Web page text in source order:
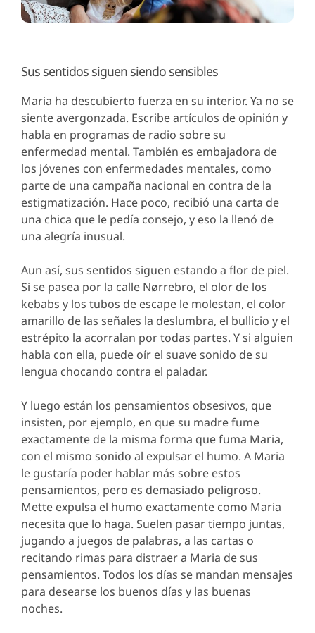
Sus sentidos siguen siendo sensibles
Maria ha descubierto fuerza en su interior. Ya no se
siente avergonzada. Escribe artículos de opinión y
habla en programas de radio sobre su
enfermedad mental. También es embajadora de
los jóvenes con enfermedades mentales, como
parte de una campaña nacional en contra de la
estigmatización. Hace poco, recibió una carta de
una chica que le pedía consejo, y eso la llenó de
una alegría inusual.
Aun así, sus sentidos siguen estando a flor de piel.
Si se pasea por la calle Nørrebro, el olor de los
kebabs y los tubos de escape le molestan, el color
amarillo de las señales la deslumbra, el bullicio y el
estrépito la acorralan por todas partes. Y si alguien
habla con ella, puede oír el suave sonido de su
lengua chocando contra el paladar.
Y luego están los pensamientos obsesivos, que
insisten, por ejemplo, en que su madre fume
exactamente de la misma forma que fuma Maria,
con el mismo sonido al expulsar el humo. A Maria
le gustaría poder hablar más sobre estos
pensamientos, pero es demasiado peligroso.
Mette expulsa el humo exactamente como Maria
necesita que lo haga. Suelen pasar tiempo juntas,
jugando a juegos de palabras, a las cartas o
recitando rimas para distraer a Maria de sus
pensamientos. Todos los días se mandan mensajes
para desearse los buenos días y las buenas
noches.